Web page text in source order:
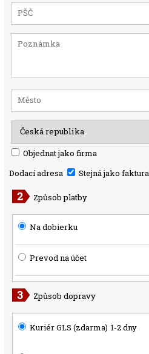
Objednat jako firma
Dodací adresa
Stejná jako
Způsob platby
Na dobierku
Prevod na účet
Způsob dopravy
Kuriér GLS (zdarma) 1-2 dny